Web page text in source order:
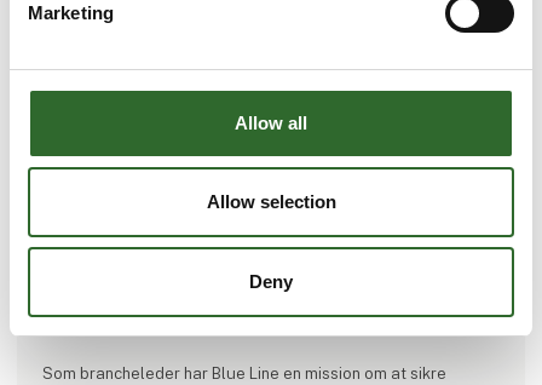
Marketing
Allow all
Allow selection
Deny
Blue Line A/S
Som brancheleder har Blue Line en mission om at sikre